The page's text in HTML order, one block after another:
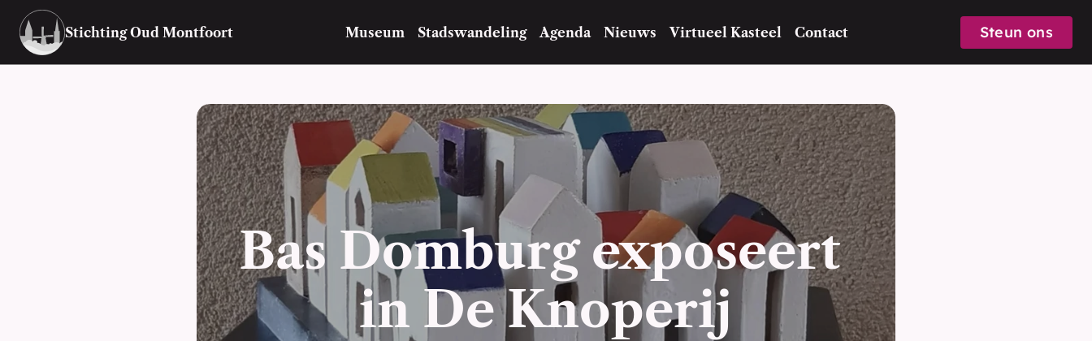
Stichting Oud Montfoort Museum Agenda Nieuws Virtueel Kasteel
Stadswandeling Contact Steun ons
Bas Domburg exposeert
in De Knoperij